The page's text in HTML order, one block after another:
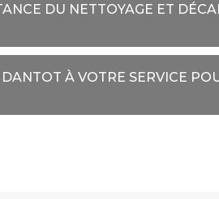
DU NETTOYAGE ET
À VOTRE SERVICE